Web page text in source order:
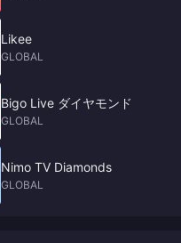
Likee
GLOBAL
Bigo Live ダイヤモンド
GLOBAL
Nimo TV Diamonds
GLOBAL